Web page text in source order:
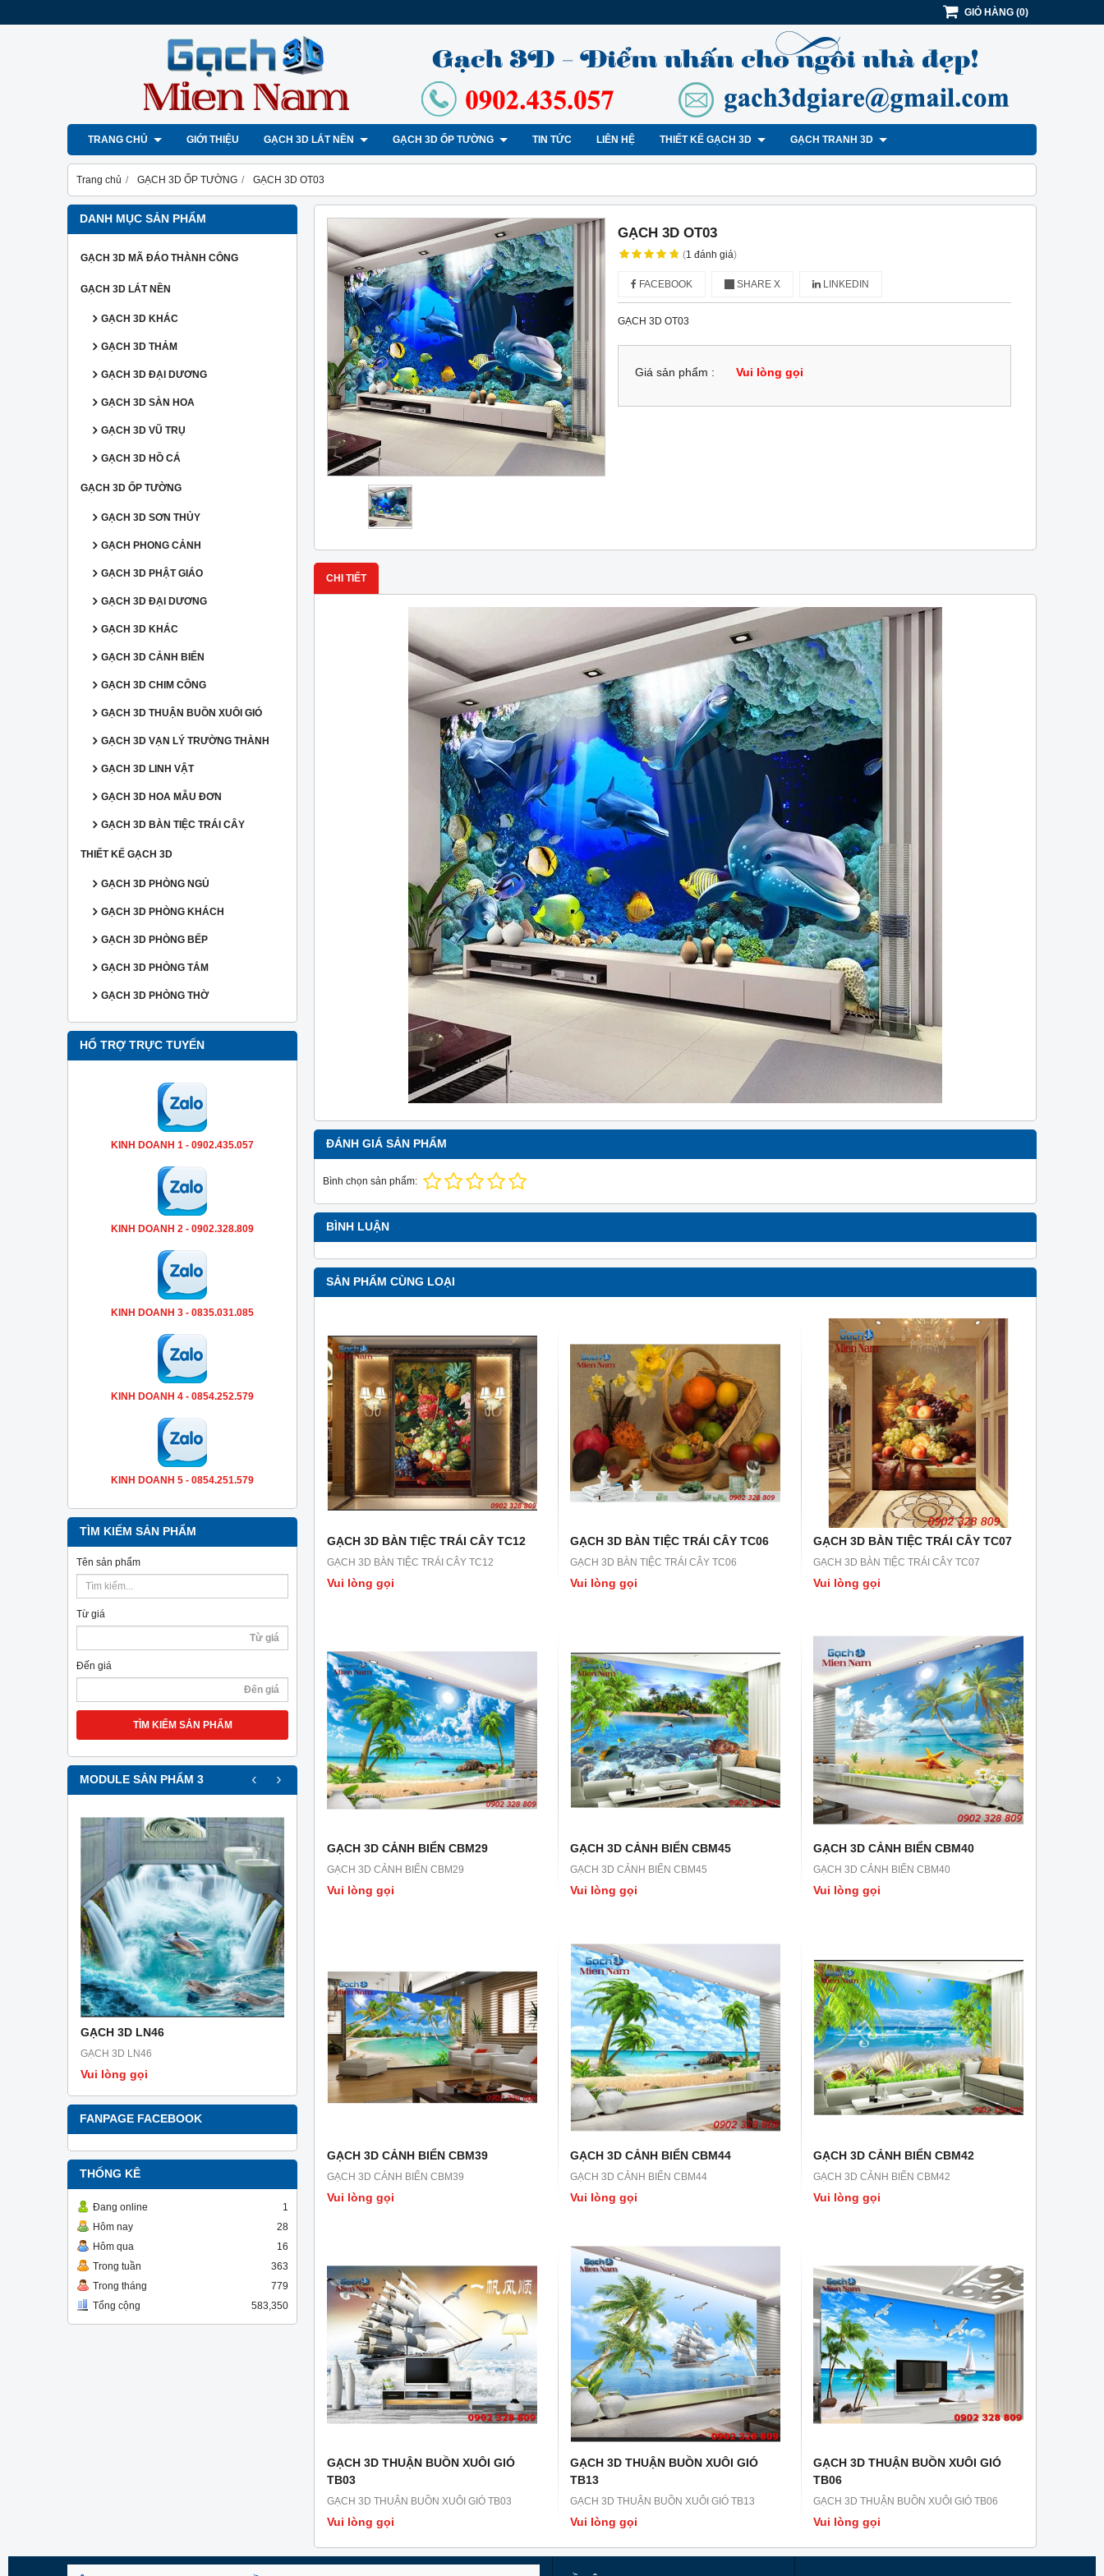
GIỎ HÀNG (0)
TRANG CHỦ GIỚI THIỆU GẠCH 3D LÁT NỀN GẠCH 3D ỐP TƯỜNG TIN TỨC LIÊN HỆ THIẾT KẾ GẠCH 3D GẠCH TRANH 3D
Trang chủ GẠCH 3D ỐP TƯỜNG GẠCH 3D OT03
DANH MỤC SẢN PHẨM
GẠCH 3D MÃ ĐÁO THÀNH CÔNG
GẠCH 3D LÁT NỀN
GẠCH 3D KHÁC
GẠCH 3D THẢM
GẠCH 3D ĐẠI DƯƠNG
GẠCH 3D SÀN HOA
GẠCH 3D VŨ TRỤ
GẠCH 3D HỒ CÁ
GẠCH 3D ỐP TƯỜNG
GẠCH 3D SƠN THỦY
GẠCH PHONG CẢNH
GẠCH 3D PHẬT GIÁO
GẠCH 3D ĐẠI DƯƠNG
GẠCH 3D KHÁC
GẠCH 3D CẢNH BIỂN
GẠCH 3D CHIM CÔNG
GẠCH 3D THUẬN BUỒN XUÔI GIÓ
GẠCH 3D VẠN LÝ TRƯỜNG THÀNH
GẠCH 3D LINH VẬT
GẠCH 3D HOA MẪU ĐƠN
GẠCH 3D BÀN TIỆC TRÁI CÂY
THIẾT KẾ GẠCH 3D
GẠCH 3D PHÒNG NGỦ
GẠCH 3D PHÒNG KHÁCH
GẠCH 3D PHÒNG BẾP
GẠCH 3D PHÒNG TẮM
GẠCH 3D PHÒNG THỜ
HỔ TRỢ TRỰC TUYẾN
KINH DOANH 1 - 0902.435.057
KINH DOANH 2 - 0902.328.809
KINH DOANH 3 - 0835.031.085
KINH DOANH 4 - 0854.252.579
KINH DOANH 5 - 0854.251.579
TÌM KIẾM SẢN PHẨM
Tên sản phẩm
Từ giá
Đến giá
TÌM KIẾM SẢN PHẨM
MODULE SẢN PHẨM 3
GẠCH 3D LN46
GẠCH 3D LN46
Vui lòng gọi
GẠCH 3D LN45
GẠCH 3D LN45
Vui lòng gọi
GẠCH 3D LN44
GẠCH 3D LN44
Vui lòng gọi
GẠCH 3D LN43
GẠCH 3D LN43
Vui lòng gọi
GẠCH 3D LN42
Vui lòng gọi
‹ ›
FANPAGE FACEBOOK
THỐNG KÊ
Đang online
1
Hôm nay
28
Hôm qua
16
Trong tuần
363
Trong tháng
779
Tổng cộng
583,350
GẠCH 3D OT03
(1đánh giá)
FACEBOOK SHARE X LINKEDIN
GẠCH 3D OT03
Giá sản phẩm : Vui lòng gọi
CHI TIẾT
ĐÁNH GIÁ SẢN PHẨM
Bình chọn sản phẩm:
BÌNH LUẬN
SẢN PHẨM CÙNG LOẠI
GẠCH 3D BÀN TIỆC TRÁI CÂY TC12
GẠCH 3D BÀN TIỆC TRÁI CÂY TC12
Vui lòng gọi
GẠCH 3D BÀN TIỆC TRÁI CÂY TC06
GẠCH 3D BÀN TIỆC TRÁI CÂY TC06
Vui lòng gọi
GẠCH 3D BÀN TIỆC TRÁI CÂY TC07
GẠCH 3D BÀN TIỆC TRÁI CÂY TC07
Vui lòng gọi
GẠCH 3D CẢNH BIỂN CBM29
GẠCH 3D CẢNH BIỂN CBM29
Vui lòng gọi
GẠCH 3D CẢNH BIỂN CBM45
GẠCH 3D CẢNH BIỂN CBM45
Vui lòng gọi
GẠCH 3D CẢNH BIỂN CBM40
GẠCH 3D CẢNH BIỂN CBM40
Vui lòng gọi
GẠCH 3D CẢNH BIỂN CBM39
GẠCH 3D CẢNH BIỂN CBM39
Vui lòng gọi
GẠCH 3D CẢNH BIỂN CBM44
GẠCH 3D CẢNH BIỂN CBM44
Vui lòng gọi
GẠCH 3D CẢNH BIỂN CBM42
GẠCH 3D CẢNH BIỂN CBM42
Vui lòng gọi
GẠCH 3D THUẬN BUỒN XUÔI GIÓ
TB03
GẠCH 3D THUẬN BUỒN XUÔI GIÓ TB03
Vui lòng gọi
GẠCH 3D THUẬN BUỒN XUÔI GIÓ
TB13
GẠCH 3D THUẬN BUỒN XUÔI GIÓ TB13
Vui lòng gọi
GẠCH 3D THUẬN BUỒN XUÔI GIÓ
TB06
GẠCH 3D THUẬN BUỒN XUÔI GIÓ TB06
Vui lòng gọi